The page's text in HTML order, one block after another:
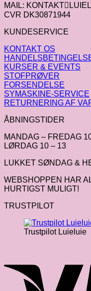
MAIL:
CVR DK30871944
KUNDESERVICE
KONTAKT OS
KURSER & EVENTS
STOFPRØVER
FORSENDELSE
SYMASKINE-SERVICE
RETURNERING AF
ÅBNINGSTIDER
MANDAG – FREDAG
LØRDAG 10 – 13
LUKKET SØNDAG &
WEBSHOPPEN HAR
HURTIGST MULIGT!
TRUSTPILOT
Trustpilot Luieluie